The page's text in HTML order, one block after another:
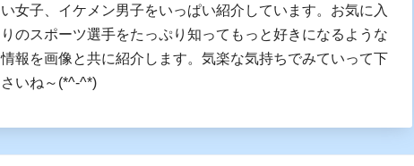
い女子、イケメン男子をいっぱい紹介しています。お気に入
りのスポーツ選手をたっぷり知ってもっと好きになるような
情報を画像と共に紹介します。気楽な気持ちでみていって下
さいね～(*^-^*)